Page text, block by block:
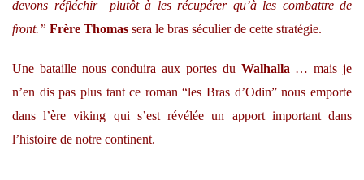
devons réfléchir plutôt à les récupérer qu’à les combattre de
front.” Frère Thomas sera le bras séculier de cette stratégie.
Une bataille nous conduira aux portes du Walhalla … mais je
n’en dis pas plus tant ce roman “les Bras d’Odin” nous emporte
dans l’ère viking qui s’est révélée un apport important dans
l’histoire de notre continent.